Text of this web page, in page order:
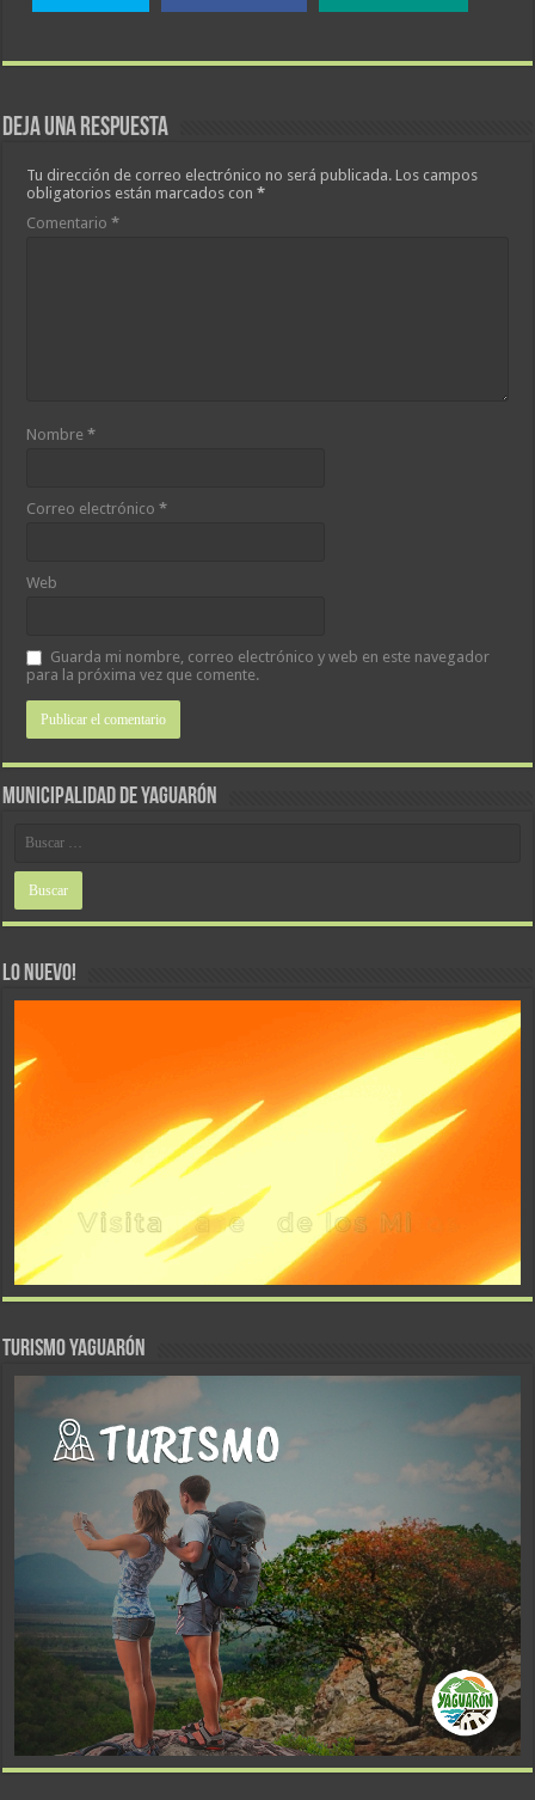
Deja una respuesta
Tu dirección de correo electrónico no será publicada. Los campos
obligatorios están marcados con*
Comentario*
Nombre*
Correo electrónico*
Web
Guarda mi nombre, correo electrónico y web en este navegador
para la próxima vez que comente.
MUNICIPALIDAD DE YAGUARÓN
LO NUEVO!
TURISMO YAGUARÓN